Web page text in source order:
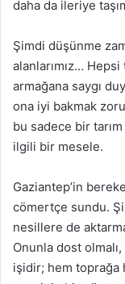
daha da ileriye
Şimdi düşünme
alanlarımız…
armağana saygı
ona iyi bakmak
bu sadece bir
ilgili bir mesele.
Gaziantep’in
cömertçe sundu.
nesillere de
Onunla dost
işidir; hem toprağa